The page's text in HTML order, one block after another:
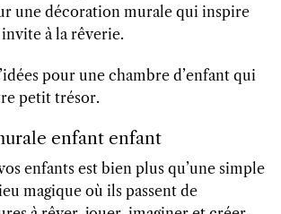
une décoration murale qui inspire
à la rêverie.
pour une chambre d’enfant qui
petit trésor.
enfant enfant
enfants est bien plus qu’une simple
magique où ils passent de